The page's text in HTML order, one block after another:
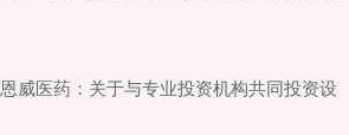
威医药：关于与专业投资机构共同投资设